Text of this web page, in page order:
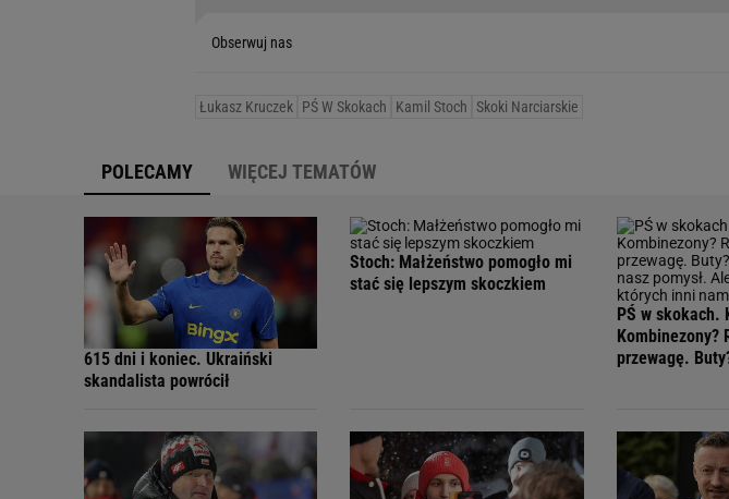
Obserwuj nas
Łukasz Kruczek PŚ W Skokach Kamil Stoch Skoki Narciarskie
POLECAMY WIĘCEJ TEMATÓW
615 dni i koniec. Ukraiński
skandalista powrócił
Stoch: Małżeństwo pomogło mi
stać się lepszym skoczkiem
PŚ w skokach.
Kombinezony?
przewagę.